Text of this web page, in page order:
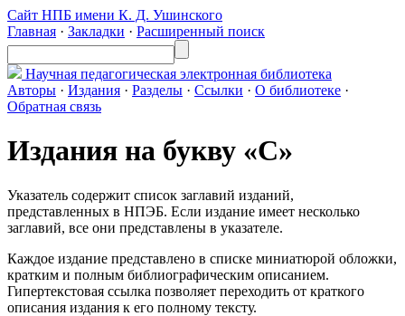
Сайт НПБ имени К. Д. Ушинского
Главная · Закладки · Расширенный поиск
Научная педагогическая электронная библиотека
Авторы · Издания · Разделы · Ссылки · О библиотеке ·
Обратная связь
Издания на букву «С»
Указатель содержит список заглавий изданий,
представленных в НПЭБ. Если издание имеет несколько
заглавий, все они представлены в указателе.
Каждое издание представлено в списке миниатюрой обложки,
кратким и полным библиографическим описанием.
Гипертекстовая ссылка позволяет переходить от краткого
описания издания к его полному тексту.